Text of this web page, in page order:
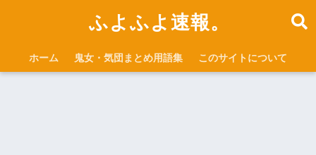
ふよふよ速報。
ホーム 鬼女・気団まとめ用語集 このサイトについて